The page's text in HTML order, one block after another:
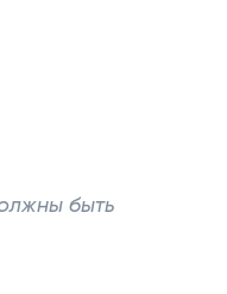
быть